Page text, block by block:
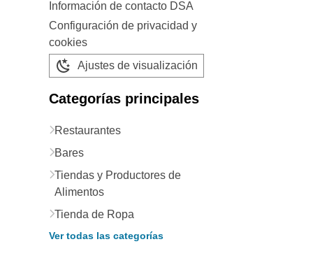
Información de contacto DSA
Configuración de privacidad y
cookies
Ajustes de visualización
Categorías principales
Restaurantes
Bares
Tiendas y Productores de
Alimentos
Tienda de Ropa
Ver todas las categorías